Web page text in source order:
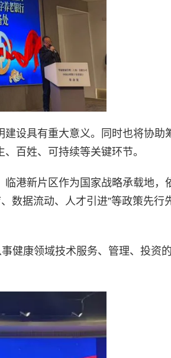
设具有重大意义。同时也将协助
百姓、可持续等关键环节。
港新片区作为国家战略承载地，
数据流动、人才引进”等政策先行
健康领域技术服务、管理、投资的